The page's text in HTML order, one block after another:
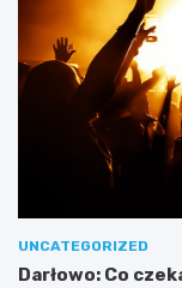
UNCATEGORIZED
Darłowo: Co